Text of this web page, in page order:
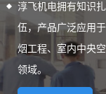
淳飞机电拥有知识
伍，产品广泛应用
烟工程、室内中央
领域。